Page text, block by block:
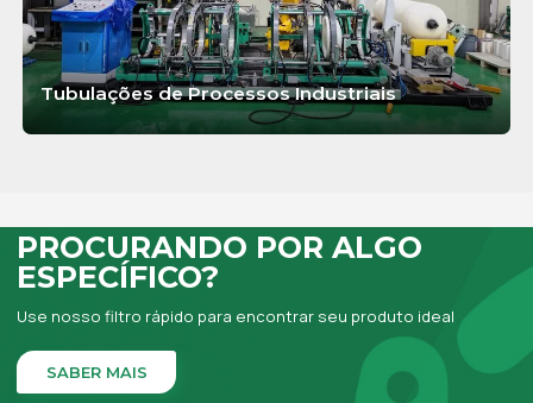
Tubulações de Processos Industriais
PROCURANDO POR ALGO
ESPECÍFICO?
Use nosso filtro rápido para encontrar seu produto ideal
SABER MAIS